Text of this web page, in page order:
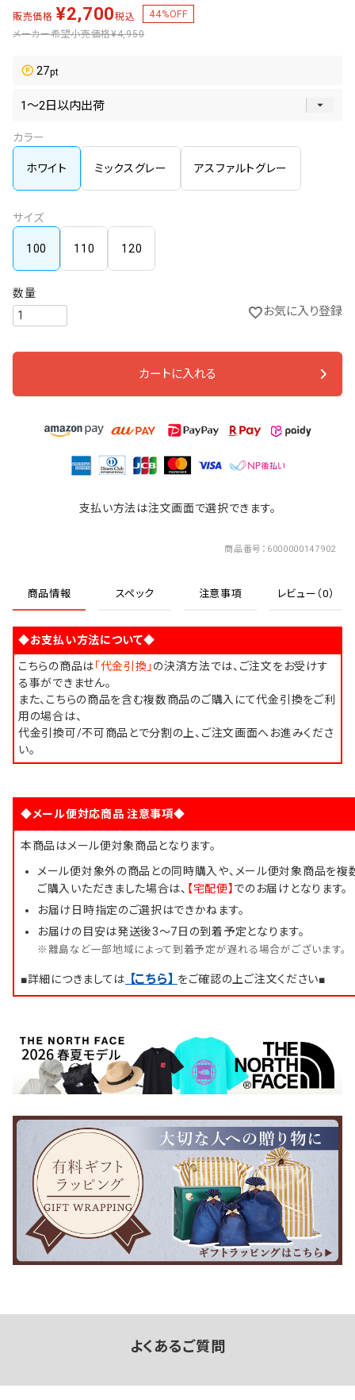
販売価格 ¥2,700税込 44%OFF
メーカー希望小売価格¥4,950
27
カラー
ホワイト ミックスグレー アスファルトグレー
サイズ
100 110 120
お気に入り登録
カートに入れる
支払い方法は注文画面で選択できます。
商品番号 6000000147902
商品情報 スペック 注意事項 レビュー（0）
◆お支払い方法について◆
こちらの商品は「代金引換」 の決済方法では、ご注文をお受けす
る事ができません。
また、こちらの商品を含む複数商品のご購入にて代金引換をご利
用の場合は、
代金引換可/不可商品とで分割の上、ご注文画面へお進みくださ
い。
◆メール便対応商品 注意事項◆
本商品はメール便対象商品となります。
メール便対象外の商品との同時購入や、メール便対象商品を複
ご購入いただきました場合は、 【宅配便】 でのお届けとなります。
お届け日時指定のご選択はできかねます。
お届けの目安は発送後3～7日の到着予定となります。
※離島など一部地域によって到着予定が遅れる場合がございます。
■詳細につきましては 【こちら】 をご確認の上ご注文ください■
よくあるご質問